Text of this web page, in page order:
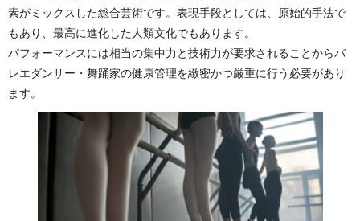
素がミックスした総合芸術です。表現手段としては、原始的手法で
もあり、最高に進化した人類文化でもあります。
パフォーマンスには相当の集中力と技術力が要求されることからバ
レエダンサー・舞踊家の健康管理を緻密かつ厳重に行う必要があり
ます。